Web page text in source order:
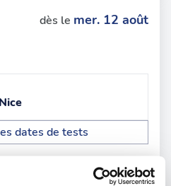
dès le mer. 12 août
dates de tests
mer. 12 août